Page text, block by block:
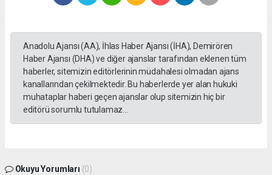
Anadolu Ajansı (AA), İhlas Haber Ajansı (İHA), Demirören
Haber Ajansı (DHA) ve diğer ajanslar tarafından eklenen tüm
haberler, sitemizin editörlerinin müdahalesi olmadan ajans
kanallarından çekilmektedir. Bu haberlerde yer alan hukuki
muhataplar haberi geçen ajanslar olup sitemizin hiç bir
editörü sorumlu tutulamaz...
Okuyu Yorumları (0)